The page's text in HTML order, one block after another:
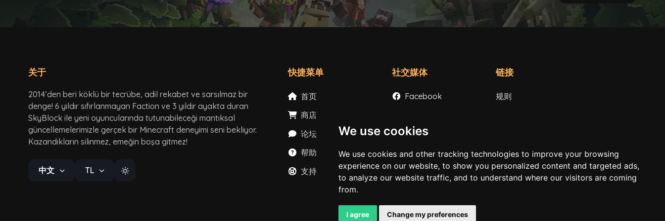
We use cookies
We use cookies and other tracking technologies to improve your browsing
experience on our website, to show you personalized content and targeted ads,
to analyze our website traffic, and to understand where our visitors are coming
from.
I agree Change my preferences
关于
2014’den beri köklü bir tecrübe, adil rekabet ve sarsılmaz bir
denge! 6 yıldır sıfırlanmayan Faction ve 3 yıldır ayakta duran
SkyBlock ile yeni oyuncularında tutunabileceği mantıksal
güncellemelerimizle gerçek bir Minecraft deneyimi seni bekliyor.
Kazandıkların silinmez, emeğin boşa gitmez!
中文 TL
快捷菜单
首页
商店
论坛
帮助
支持
社交媒体
Facebook
X
YouTube
TikTok
链接
规则